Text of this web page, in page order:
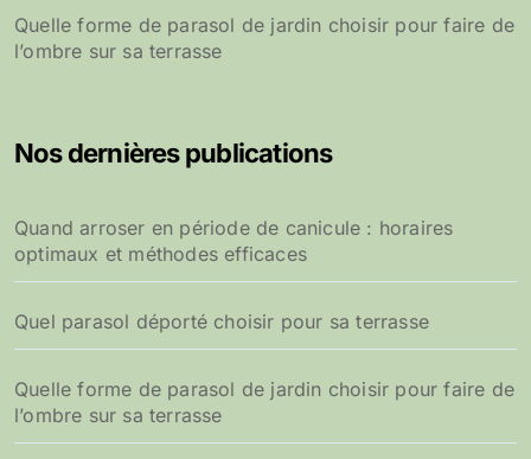
Quelle forme de parasol de jardin choisir pour faire de
l’ombre sur sa terrasse
Nos dernières publications
Quand arroser en période de canicule : horaires
optimaux et méthodes efficaces
Quel parasol déporté choisir pour sa terrasse
Quelle forme de parasol de jardin choisir pour faire de
l’ombre sur sa terrasse